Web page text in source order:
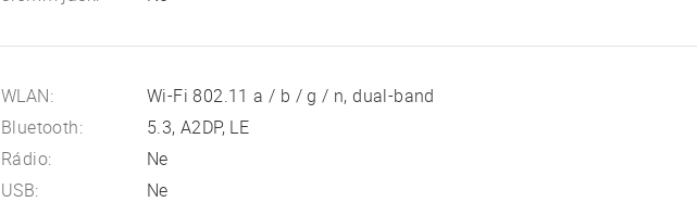
WLAN:
Wi-Fi 802.11 a / b / g / n, dual-band
Bluetooth:
5.3, A2DP, LE
Rádio:
Ne
USB:
Ne